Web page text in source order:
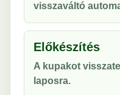
visszaváltó
Előkészítés
A kupakot
laposra.